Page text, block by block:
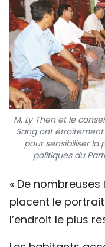
M. Ly Then et le
Sang ont
pour sensibiliser la
politiques du
« De
placent le portrait
l’endroit le plus